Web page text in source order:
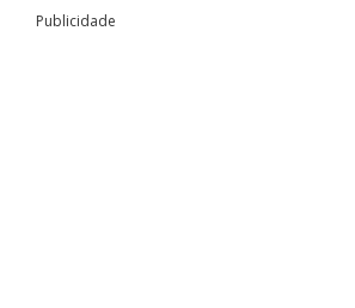
Publicidade